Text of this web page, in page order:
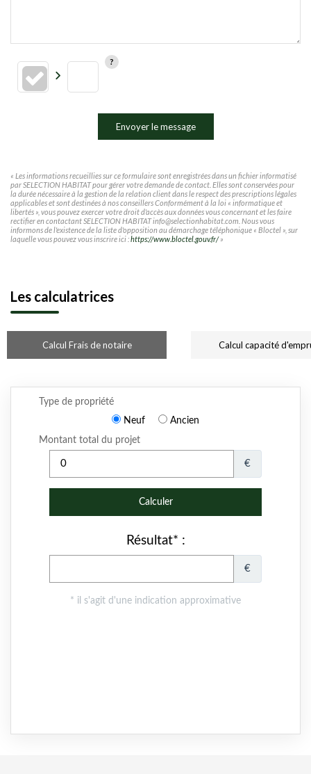
Envoyer le message
« Les informations recueillies sur ce formulaire sont enregistrées dans un fichier informatisé
par SELECTION HABITAT pour gérer votre demande de contact. Elles sont conservées pour
la durée nécessaire à la gestion de la relation client dans le respect des prescriptions légales
applicables et sont destinées à nos conseillers Conformément à la loi « informatique et
libertés », vous pouvez exercer votre droit d'accès aux données vous concernant et les faire
rectifier en contactant SELECTION HABITAT info@selectionhabitat.com. Nous vous
informons de l'existence de la liste d'opposition au démarchage téléphonique « Bloctel », sur
laquelle vous pouvez vous inscrire ici :https://www.bloctel.gouv.fr/»
Les calculatrices
Calcul Frais de notaire Calcul capacité